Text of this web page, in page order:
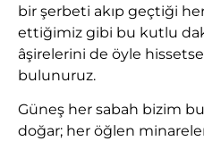
bir şerbeti akıp geçtiği
ettiğimiz gibi bu kutlu
âşirelerini de öyle
bulunuruz.
Güneş her sabah bizim
doğar; her öğlen